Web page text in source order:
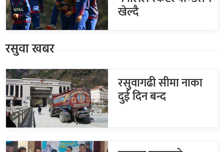
खेल्दै
रसुवा खबर
रसुवागढी सीमा नाका
दुई दिन बन्द